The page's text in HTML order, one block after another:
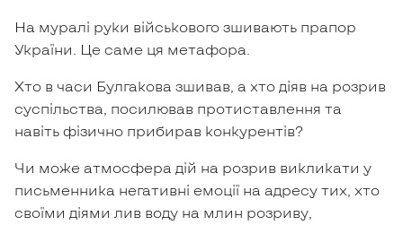
На муралі руки військового зшивають прапор
України. Це саме ця метафора.
Хто в часи Булгакова зшивав, а хто діяв на розрив
суспільства, посилював протиставлення та
навіть фізично прибирав конкурентів?
Чи може атмосфера дій на розрив викликати у
письменника негативні емоції на адресу тих, хто
своїми діями лив воду на млин розриву,